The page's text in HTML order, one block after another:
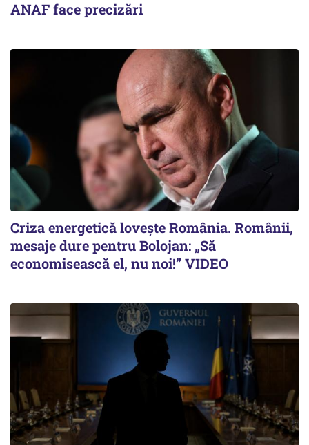
ANAF face precizări
Criza energetică lovește România. Românii,
mesaje dure pentru Bolojan: „Să
economisească el, nu noi!” VIDEO